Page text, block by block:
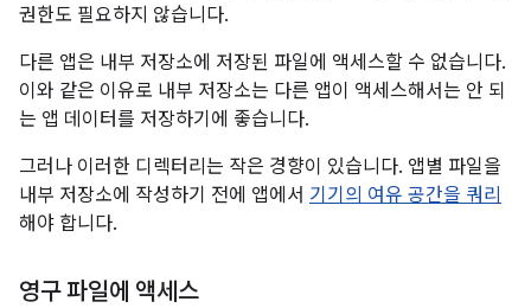
권한도 필요하지 않습니다.
다른 앱은 내부 저장소에 저장된 파일에 액세스할 수 없습니다.
이와 같은 이유로 내부 저장소는 다른 앱이 액세스해서는 안 되
는 앱 데이터를 저장하기에 좋습니다.
그러나 이러한 디렉터리는 작은 경향이 있습니다. 앱별 파일을
내부 저장소에 작성하기 전에 앱에서 기기의 여유 공간을 쿼리
해야 합니다.
영구 파일에 액세스